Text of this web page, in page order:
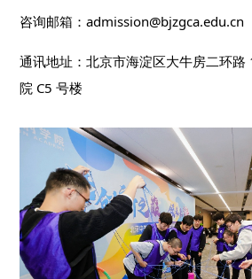
咨询邮箱：admission@bjzgca.edu.cn
通讯地址：北京市海淀区大牛房二环
院 C5 号楼